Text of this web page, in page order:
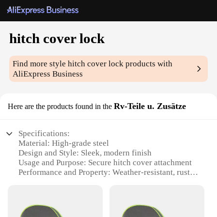
hitch cover lock
Find more stylehitch cover lock products with
AliExpress Business
Here are the products found in the Rv-Teile u. Zusätze
Specifications:
Material: High-grade steel
Design and Style: Sleek, modern finish
Usage and Purpose: Secure hitch cover attachment
Performance and Property: Weather-resistant, rust-
vehicles